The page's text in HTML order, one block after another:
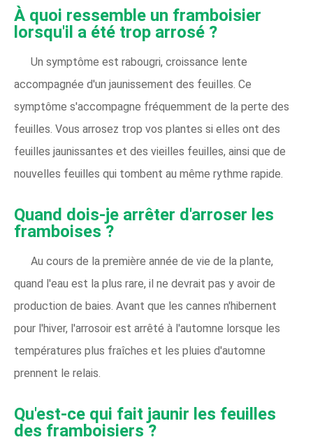
À quoi ressemble un framboisier
lorsqu'il a été trop arrosé ?
Un symptôme est rabougri, croissance lente
accompagnée d'un jaunissement des feuilles. Ce
symptôme s'accompagne fréquemment de la perte des
feuilles. Vous arrosez trop vos plantes si elles ont des
feuilles jaunissantes et des vieilles feuilles, ainsi que de
nouvelles feuilles qui tombent au même rythme rapide.
Quand dois-je arrêter d'arroser les
framboises ?
Au cours de la première année de vie de la plante,
quand l'eau est la plus rare, il ne devrait pas y avoir de
production de baies. Avant que les cannes n'hibernent
pour l'hiver, l'arrosoir est arrêté à l'automne lorsque les
températures plus fraîches et les pluies d'automne
prennent le relais.
Qu'est-ce qui fait jaunir les feuilles
des framboisiers ?